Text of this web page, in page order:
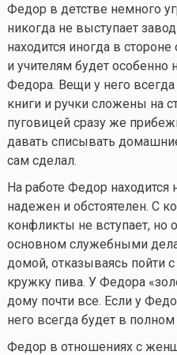
Федор в детстве немного
никогда не выступает
находится иногда в
и учителям будет особенно
Федора. Вещи у него
книги и ручки сложены на
пуговицей сразу же
давать списывать
сам сделал.
На работе Федор находится
надежен и обстоятелен. С
конфликты не вступает, но
основном служебными
домой, отказываясь пойти
кружку пива. У Федора
дому почти все. Если у
него всегда будет в
Федор в отношениях с